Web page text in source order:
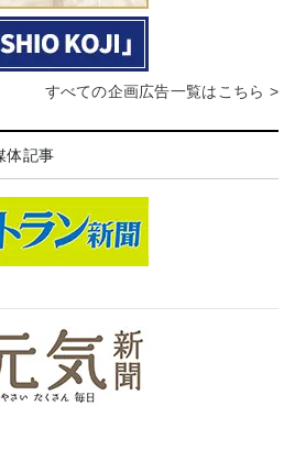
すべての企画広告一覧はこちら >
体記事